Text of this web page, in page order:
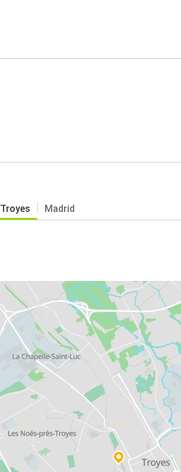
Troyes Madrid